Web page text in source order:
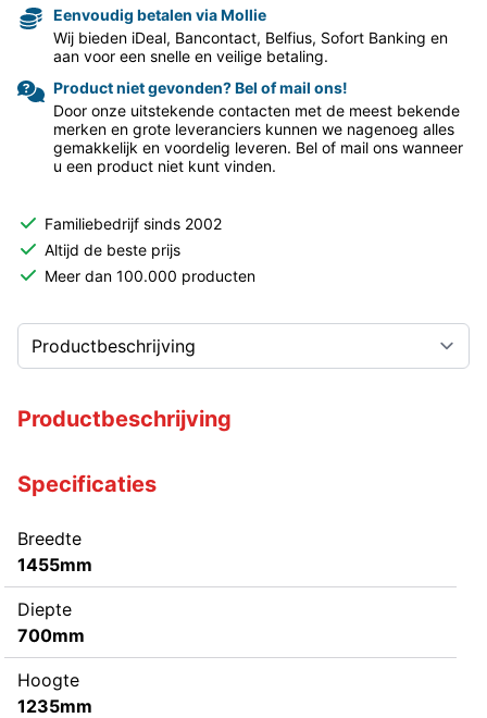
Eenvoudig betalen via Mollie
Wij bieden iDeal, Bancontact, Belfius, Sofort Banking en
aan voor een snelle en veilige betaling.
Product niet gevonden? Bel of mail ons!
Door onze uitstekende contacten met de meest bekende
merken en grote leveranciers kunnen we nagenoeg alles
gemakkelijk en voordelig leveren. Bel of mail ons wanneer
u een product niet kunt vinden.
Familiebedrijf sinds 2002
Altijd de beste prijs
Meer dan 100.000 producten
Productbeschrijving
Specificaties
Breedte
1455mm
Diepte
700mm
Hoogte
1235mm